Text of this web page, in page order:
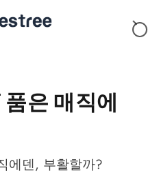
은 매직에
에덴, 부활할까?